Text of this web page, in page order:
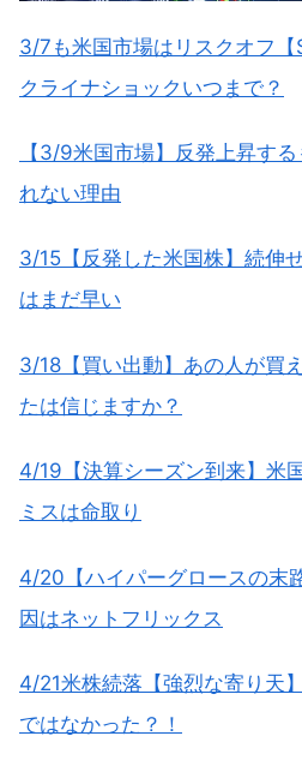
3/7も米国市場はリスクオフ
クライナショックいつまで？
【3/9米国市場】反発上昇す
れない理由
3/15【反発した米国株】続伸
はまだ早い
3/18【買い出動】あの人が買
たは信じますか？
4/19【決算シーズン到来】米
ミスは命取り
4/20【ハイパーグロースの末
因はネットフリックス
4/21米株続落【強烈な寄り天
ではなかった？！